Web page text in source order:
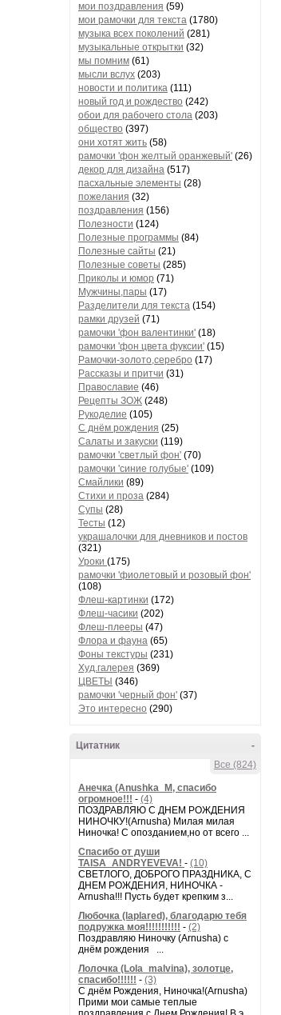
мои поздравления (59)
мои рамочки для текста (1780)
музыка всех поколений (281)
музыкальные открытки (32)
мы помним (61)
мысли вслух (203)
новости и политика (111)
новый год и рождество (242)
обои для рабочего стола (203)
общество (397)
они хотят жить (58)
рамочки 'фон желтый оранжевый' (26)
декор для дизайна (517)
пасхальные элементы (28)
пожелания (32)
поздравления (156)
Полезности (124)
Полезные программы (84)
Полезные сайты (21)
Полезные советы (285)
Приколы и юмор (71)
Мужчины,пары (17)
Разделители для текста (154)
рамки друзей (71)
рамочки 'фон валентинки' (18)
рамочки 'фон цвета фуксии' (15)
Рамочки-золото,серебро (17)
Рассказы и притчи (31)
Православие (46)
Рецепты ЗОЖ (248)
Рукоделие (105)
С днём рождения (25)
Салаты и закуски (119)
рамочки 'светлый фон' (70)
рамочки 'синие голубые' (109)
Смайлики (89)
Стихи и проза (284)
Супы (28)
Тесты (12)
украшалочки для дневников и постов
(321)
Уроки (175)
рамочки 'фиолетовый и розовый фон'
(108)
Флеш-картинки (172)
Флеш-часики (202)
Флеш-плееры (47)
Флора и фауна (65)
Фоны текстуры (231)
Худ.галерея (369)
ЦВЕТЫ (346)
рамочки 'черный фон' (37)
Это интересно (290)
-
Цитатник
Все (824)
Анечка (Anushka_M, спасибо
огромное!!! - (4)
ПОЗДРАВЛЯЮ С ДНЕМ РОЖДЕНИЯ
НИНОЧКУ!(Arnusha) Милая милая
Ниночка! С опозданием,но от всего ...
Спасибо от души
TAISA_ANDRYEVEVA! - (10)
СВЕТЛОГО, ДОБРОГО ПРАЗДНИКА, С
ДНЕМ РОЖДЕНИЯ, НИНОЧКА -
Arnusha!!! Пусть будет крепким з...
Любочка (laplared), благодарю тебя
подружка моя!!!!!!!!!!! - (2)
Поздравляю Ниночку (Arnusha) с
днём рождения ...
Лолочка (Lola_malvina), золотце,
спасибо!!!!!! - (3)
С днём Рождения, Ниночка!(Аrnusha)
Прими мои самые теплые